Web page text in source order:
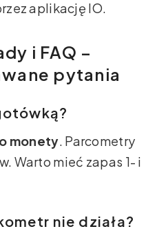
aplikację IO.
i FAQ –
pytania
monety. Parcometry
Warto mieć zapas 1- i
nie działa?